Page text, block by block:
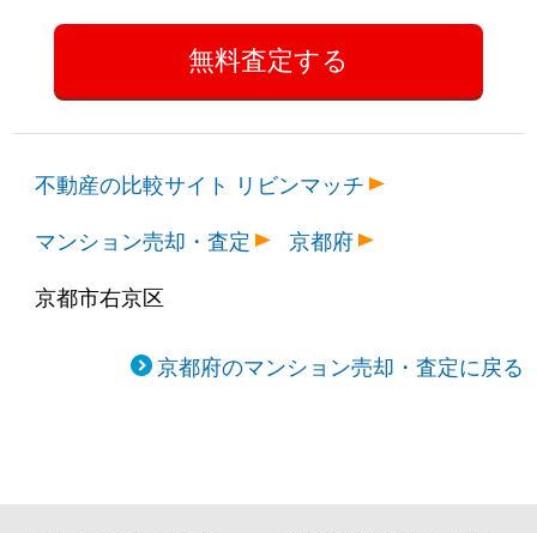
不動産の比較サイト リビンマッチ
マンション売却・査定
京都府
京都市右京区
京都府のマンション売却・査定に戻る